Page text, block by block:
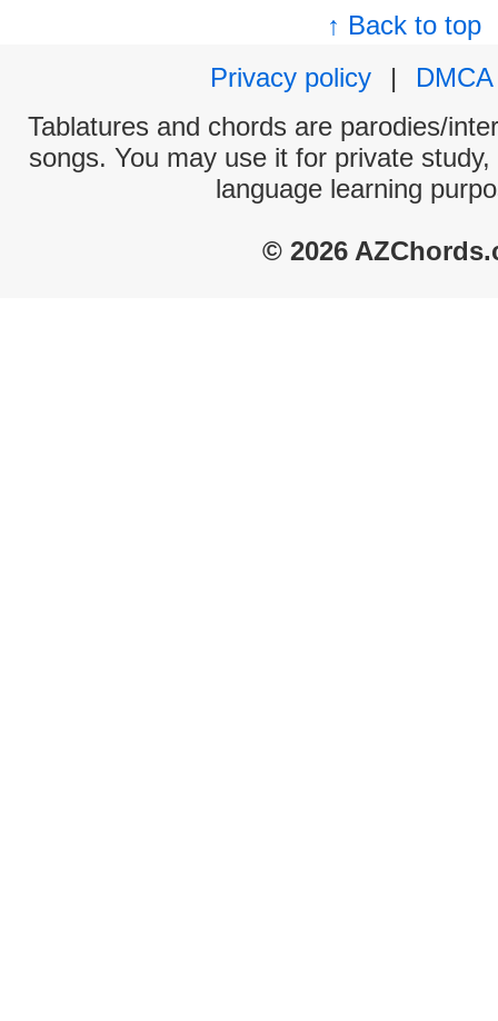
↑ Back to top
Privacy policy
|
DMCA
Tablatures and chords are parodies/
songs. You may use it for private
language learning
© 2026